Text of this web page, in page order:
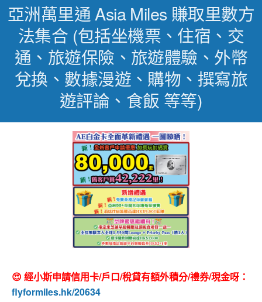
亞洲萬里通 Asia Miles 賺取里數方
法集合 (包括坐機票、住宿、交
通、旅遊保險、旅遊體驗、外幣
兌換、數據漫遊、購物、撰寫旅
遊評論、食飯 等等)
😍 經小斯申請信用卡/戶口/稅貸有額外積分/禮券/現金呀：
flyformiles.hk/20634